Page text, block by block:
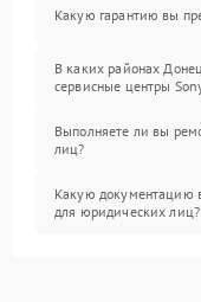
Какую гарантию вы
В каких районах
сервисные центры
Выполняете ли вы
лиц?
Какую документацию
для юридических лиц?